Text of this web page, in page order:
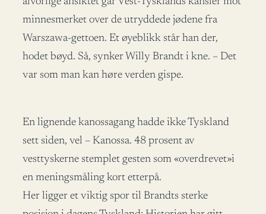
minnesmerket over de utryddede jødene fra
Warszawa-gettoen. Et øyeblikk står han der,
hodet bøyd. Så, synker Willy Brandt i kne. – Det
var som man kan høre verden gispe.
En lignende kanossagang hadde ikke Tyskland
sett siden, vel – Kanossa. 48 prosent av
vesttyskerne stemplet gesten som «overdrevet»i
en meningsmåling kort etterpå.
Her ligger et viktig spor til Brandts sterke